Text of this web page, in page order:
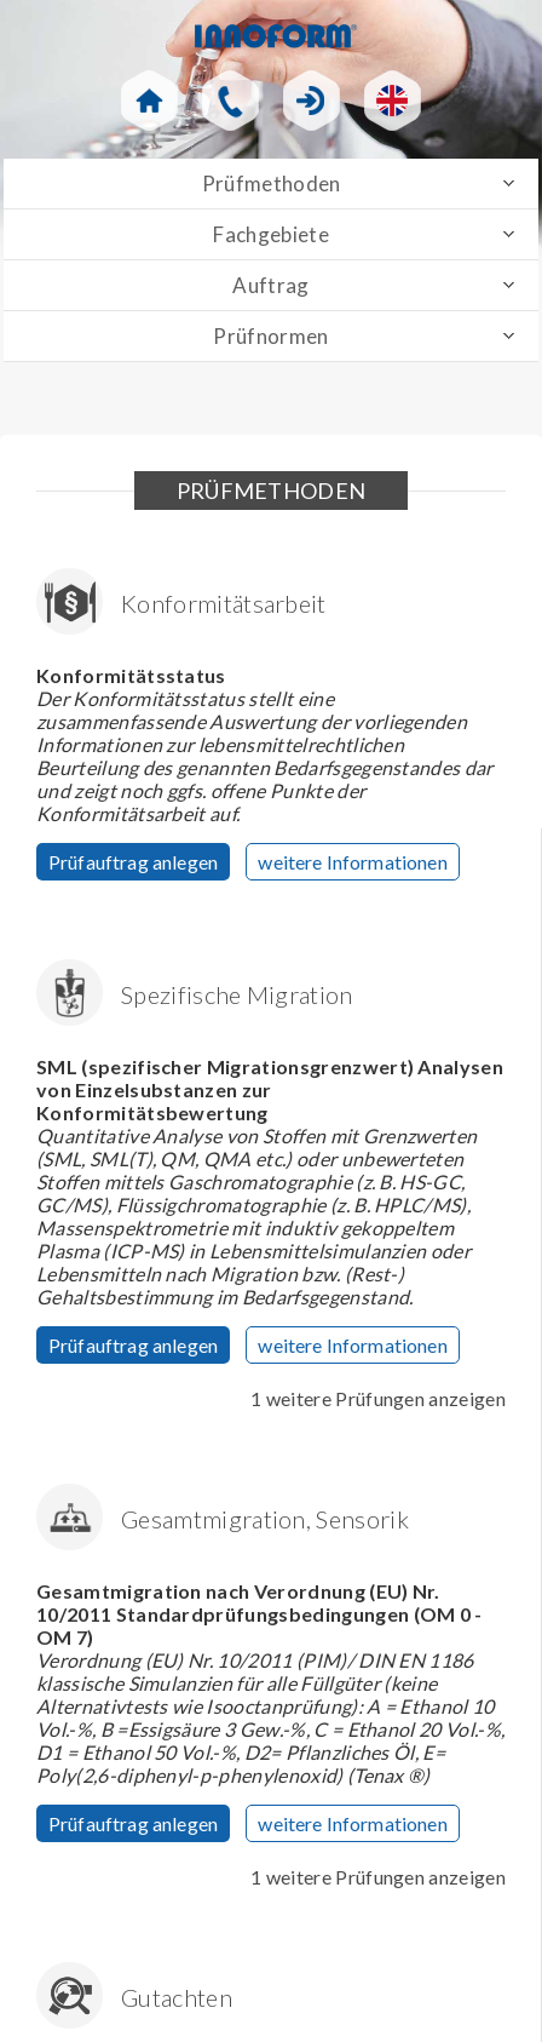
Prüfmethoden
Fachgebiete
Auftrag
Prüfnormen
PRÜFMETHODEN
Konformitätsarbeit
Konformitätsstatus
Der Konformitätsstatus stellt eine
zusammenfassende Auswertung der vorliegenden
Informationen zur lebensmittelrechtlichen
Beurteilung des genannten Bedarfsgegenstandes dar
und zeigt noch ggfs. offene Punkte der
Konformitätsarbeit auf.
Prüfauftrag anlegen weitere Informationen
Spezifische Migration
SML (spezifischer Migrationsgrenzwert) Analysen
von Einzelsubstanzen zur
Konformitätsbewertung
Quantitative Analyse von Stoffen mit Grenzwerten
(SML, SML(T), QM, QMA etc.) oder unbewerteten
Stoffen mittels Gaschromatographie (z. B. HS-GC,
GC/MS), Flüssigchromatographie (z. B. HPLC/MS),
Massenspektrometrie mit induktiv gekoppeltem
Plasma (ICP-MS) in Lebensmittelsimulanzien oder
Lebensmitteln nach Migration bzw. (Rest-)
Gehaltsbestimmung im Bedarfsgegenstand.
Prüfauftrag anlegen weitere Informationen
1 weitere Prüfungen anzeigen
Gesamtmigration, Sensorik
Gesamtmigration nach Verordnung (EU) Nr.
10/2011 Standardprüfungsbedingungen (OM 0 -
OM 7)
Verordnung (EU) Nr. 10/2011 (PIM)/ DIN EN 1186
klassische Simulanzien für alle Füllgüter (keine
Alternativtests wie Isooctanprüfung): A = Ethanol 10
Vol.-%, B =Essigsäure 3 Gew.-%, C = Ethanol 20 Vol.-%,
D1 = Ethanol 50 Vol.-%, D2= Pflanzliches Öl, E=
Poly(2,6-diphenyl-p-phenylenoxid) (Tenax ®)
Prüfauftrag anlegen weitere Informationen
1 weitere Prüfungen anzeigen
Gutachten